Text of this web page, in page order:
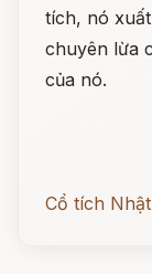
tích, nó
chuyên lừa
của nó.
Cổ tích